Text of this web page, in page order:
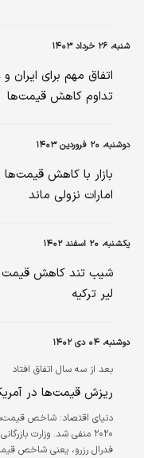
شنبه، ۲۶ خرداد ۱۴۰۳
اتفاق مهم برای
تداوم کاهش قیمت‌ها
دوشنبه، ۲۰ فروردین ۱۴۰۳
بازار با کاهش
امارات نزولی ماند
یکشنبه، ۲۰ اسفند ۱۴۰۲
شیب تند کاهش قیمت
لیر ترکیه
دوشنبه، ۰۴ دی ۱۴۰۲
بعد از سه سال اتفاق افتاد
ریزش قیمت‏‏‌ها در
دنیای اقتصاد: شاخص
۲۰۲۰ منفی شد. وزارت
فدرال رزرو، یعنی شاخص